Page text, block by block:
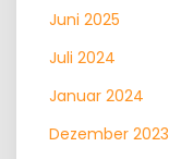
Juni 2025
Juli 2024
Januar 2024
Dezember 2023